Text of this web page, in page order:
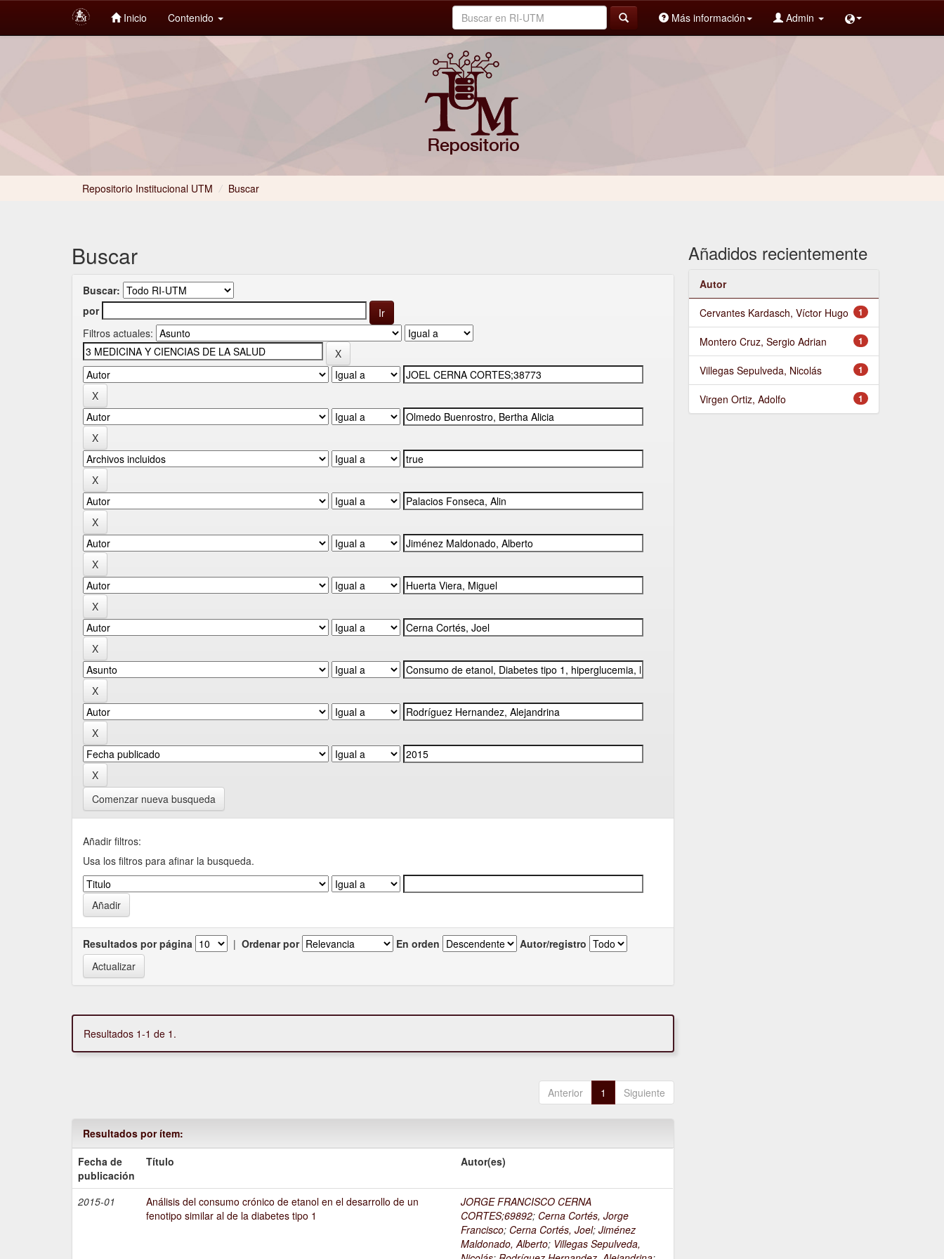
Inicio Contenido Más información Admin
Repositorio Institucional UTM / Buscar
Buscar
Buscar:
por
Filtros actuales:
Comenzar nueva busqueda
Añadir filtros:
Usa los filtros para afinar la busqueda.
Resultados por página | Ordenar por En orden Autor/registro
Resultados 1-1 de 1.
Anterior 1 Siguiente
Resultados por ítem:
Fecha de
publicación
Título Autor(es)
2015-01
Análisis del consumo crónico de etanol en el desarrollo de un
fenotipo similar al de la diabetes tipo 1
JORGE FRANCISCO CERNA
CORTES;69892; Cerna Cortés, Jorge
Francisco; Cerna Cortés, Joel;Jiménez
Maldonado, Alberto; Villegas Sepulveda,
Añadidos recientemente
Autor
1
Cervantes Kardasch, Víctor Hugo
1
Montero Cruz, Sergio Adrian
1
Villegas Sepulveda, Nicolás
1
Virgen Ortiz, Adolfo